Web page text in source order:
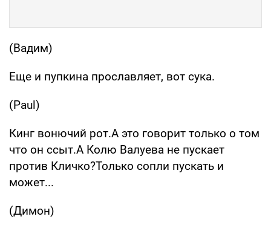
(Вадим)
Еще и пупкина прославляет, вот сука.
(Paul)
Кинг вонючий рот.А это говорит только о том
что он ссыт.А Колю Валуева не пускает
против Кличко?Только сопли пускать и
может...
(Димон)